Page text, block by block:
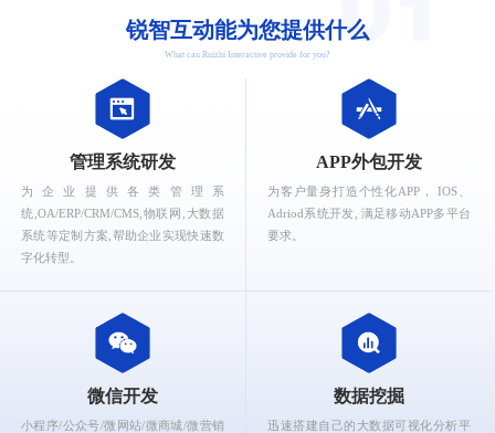
锐智互动能为您提供什么
What can Ruizhi Interactive provide for you?
管理系统研发
为企业提供各类管理系
统,OA/ERP/CRM/CMS,物联网,大数据
系统等定制方案,帮助企业实现快速数
字化转型。
APP外包开发
为客户量身打造个性化APP， IOS、
Adriod系统开发, 满足移动APP多平台
要求。
微信开发
小程序/公众号/微网站/微商城/微营销
数据挖掘
迅速搭建自己的大数据可视化分析平